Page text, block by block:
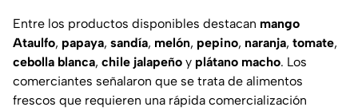
Entre los productos disponibles destacan mango
Ataulfo, papaya, sandía, melón, pepino, naranja, tomate,
cebolla blanca, chile jalapeño y plátano macho. Los
comerciantes señalaron que se trata de alimentos
frescos que requieren una rápida comercialización